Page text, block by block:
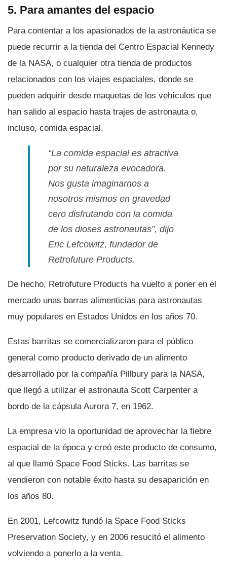
5. Para amantes del espacio
Para contentar a los apasionados de la astronáutica se
puede recurrir a la tienda del Centro Espacial Kennedy
de la NASA, o cualquier otra tienda de productos
relacionados con los viajes espaciales, donde se
pueden adquirir desde maquetas de los vehí­culos que
han salido al espacio hasta trajes de astronauta o,
incluso, comida espacial.
“La comida espacial es atractiva
por su naturaleza evocadora.
Nos gusta imaginarnos a
nosotros mismos en gravedad
cero disfrutando con la comida
de los dioses astronautas”, dijo
Eric Lefcowitz, fundador de
Retrofuture Products.
De hecho, Retrofuture Products ha vuelto a poner en el
mercado unas barras alimenticias para astronautas
muy populares en Estados Unidos en los años 70.
Estas barritas se comercializaron para el público
general como producto derivado de un alimento
desarrollado por la compañí­a Pillbury para la NASA,
que llegó a utilizar el astronauta Scott Carpenter a
bordo de la cápsula Aurora 7, en 1962.
La empresa vio la oportunidad de aprovechar la fiebre
espacial de la época y creó este producto de consumo,
al que llamó Space Food Sticks. Las barritas se
vendieron con notable éxito hasta su desaparición en
los años 80.
En 2001, Lefcowitz fundó la Space Food Sticks
Preservation Society, y en 2006 resucitó el alimento
volviendo a ponerlo a la venta.